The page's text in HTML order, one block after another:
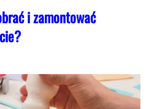
i zamontować